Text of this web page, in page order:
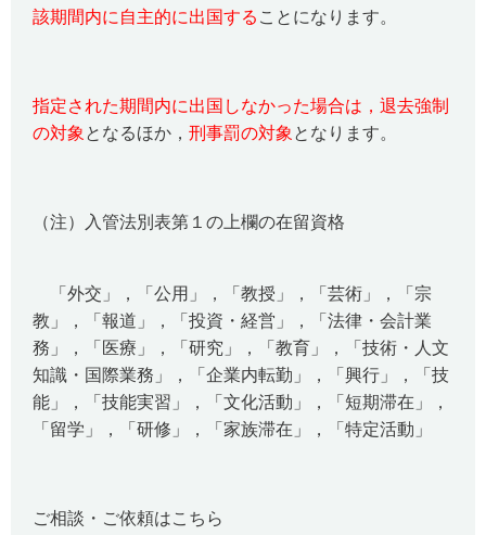
該期間内に自主的に出国する ことになります。
指定された期間内に出国しなかった場合は，退去強制
の対象 となるほか， 刑事罰の対象 となります。
（注）入管法別表第１の上欄の在留資格
「外交」，「公用」，「教授」，「芸術」，「宗
教」，「報道」，「投資・経営」，「法律・会計業
務」，「医療」，「研究」，「教育」，「技術・人文
知識・国際業務」，「企業内転勤」，「興行」，「技
能」，「技能実習」，「文化活動」，「短期滞在」，
「留学」，「研修」，「家族滞在」，「特定活動」
ご相談・ご依頼はこちら